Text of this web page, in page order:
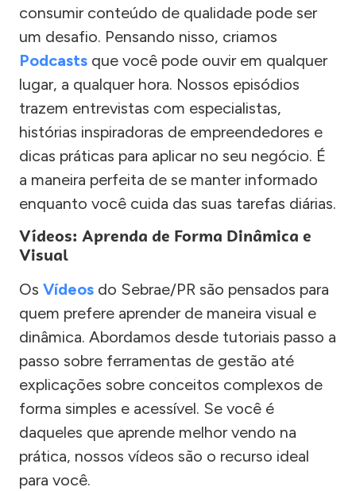
consumir conteúdo de qualidade pode ser
um desafio. Pensando nisso, criamos
Podcasts que você pode ouvir em qualquer
lugar, a qualquer hora. Nossos episódios
trazem entrevistas com especialistas,
histórias inspiradoras de empreendedores e
dicas práticas para aplicar no seu negócio. É
a maneira perfeita de se manter informado
enquanto você cuida das suas tarefas diárias.
Vídeos: Aprenda de Forma Dinâmica e
Visual
Os Vídeos do Sebrae/PR são pensados para
quem prefere aprender de maneira visual e
dinâmica. Abordamos desde tutoriais passo a
passo sobre ferramentas de gestão até
explicações sobre conceitos complexos de
forma simples e acessível. Se você é
daqueles que aprende melhor vendo na
prática, nossos vídeos são o recurso ideal
para você.